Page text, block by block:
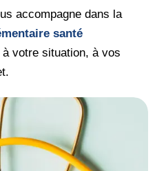
accompagne dans la
santé
à votre situation, à vos